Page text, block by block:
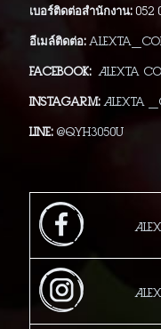
เบอร์ติดต่อสำนักงาน:052
อีเมล์ติดต่อ:
Facebook: Alexta
Instagarm: Alexta
Line: @qyh3050u